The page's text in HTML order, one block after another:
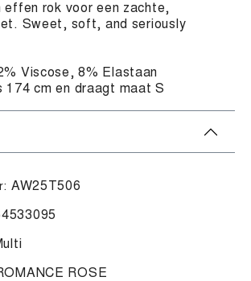
effen rok voor een zachte,
Sweet, soft, and seriously
Viscose, 8% Elastaan
174 cm en draagt maat S
AW25T506
ROSE